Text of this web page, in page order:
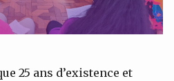
25 ans d’existence et